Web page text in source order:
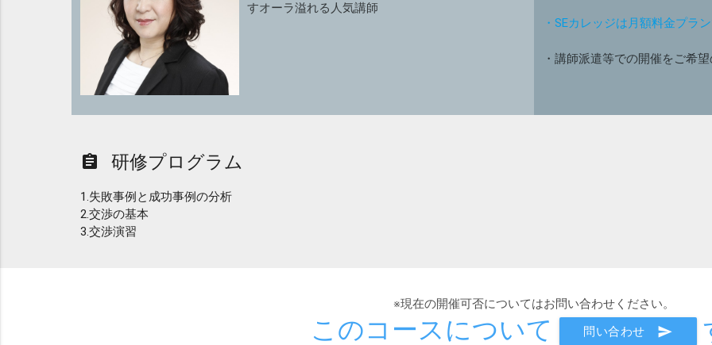
すオーラ溢れる人気講師
・SEカレッジは月額料金プラ
・講師派遣等での開催をご希
assignment 研修プログラム
1.失敗事例と成功事例の分析
2.交渉の基本
3.交渉演習
※現在の開催可否についてはお問い合わせください。
このコースについて 問い合わせ send